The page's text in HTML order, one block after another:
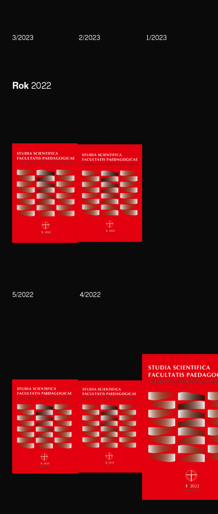
3/2023 2/2023 1/2023
Rok 2022
5/2022 4/2022